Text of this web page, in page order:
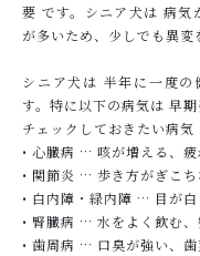
要 です。シニア犬は 病気
が多いため、少しでも異変
シニア犬は 半年に一度
す。特に以下の病気は 早期
チェックしておきたい病気
• 心臓病 … 咳が増える、疲
• 関節炎 … 歩き方がぎこ
• 白内障・緑内障 … 目が
• 腎臓病 … 水をよく飲む、
• 歯周病 … 口臭が強い、歯